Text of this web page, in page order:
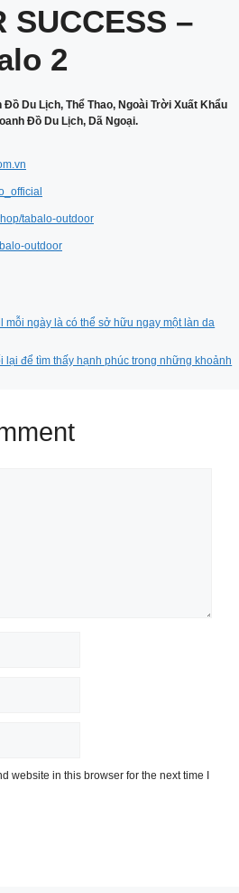
SUCCESS –
2
tabalo-outdoor
outdoor
mỗi ngày là có thể sở hữu ngay một làn da
lại để tìm thấy hạnh phúc trong những khoảnh
website in this browser for the next time I